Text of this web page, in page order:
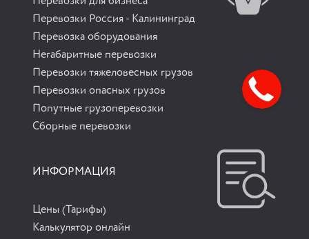
Перевозки Россия - Калининград
Перевозка оборудования
Негабаритные перевозки
Перевозки тяжеловесных грузов
Перевозки опасных грузов
Попутные грузоперевозки
Сборные перевозки
ИНФОРМАЦИЯ
Цены (Тарифы)
Калькулятор онлайн